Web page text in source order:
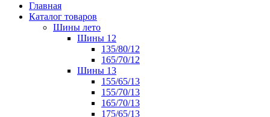
Главная
Каталог товаров
Шины лето
Шины 12
135/80/12
165/70/12
Шины 13
155/65/13
155/70/13
165/70/13
175/65/13